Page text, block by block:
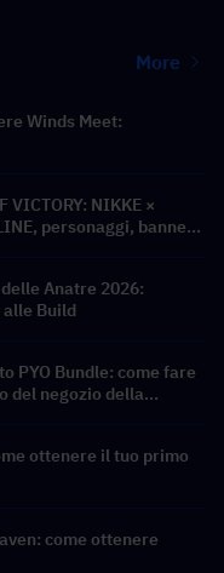
More
Winds Meet:
VICTORY: NIKKE ×
personaggi, banner
Anatre 2026:
Build
PYO Bundle: come fare
del negozio della
ottenere il tuo primo
come ottenere